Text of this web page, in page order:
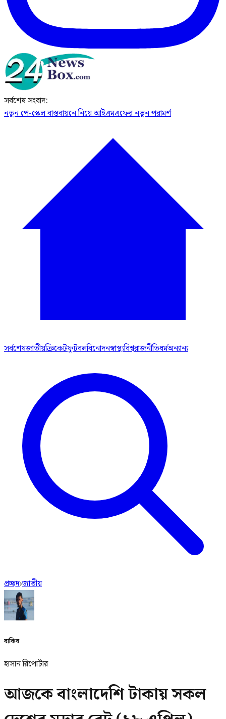
সর্বশেষ সংবাদ:
নতুন পে-স্কেল বাস্তবায়নে নিয়ে আইএমএফের নতুন পরামর্শ
সর্বশেষজাতীয়ক্রিকেটফুটবলবিনোদনস্বাস্থ্যবিশ্বরাজনীতিধর্মঅন্যান্য
প্রচ্ছদ›জাতীয়
রাকিব
হাসান রিপোর্টার
আজকে বাংলাদেশি টাকায় সকল